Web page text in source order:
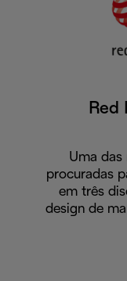
Red
Uma das
procuradas
em três
design de